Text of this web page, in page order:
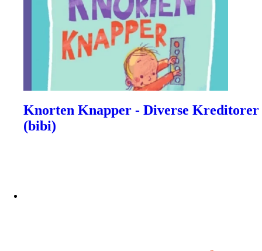
Knorten Knapper - Diverse Kreditorer
(bibi)